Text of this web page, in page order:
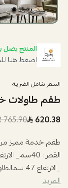
المنتج يصل
اضغط هنا
السعر شامل الضريبة
طقم طاولات خدمه 3
620.38
765.90 SAR
طقم خدمة مميز من
_الارتفاع 47 سمالطاوله الصغ...
المزيد